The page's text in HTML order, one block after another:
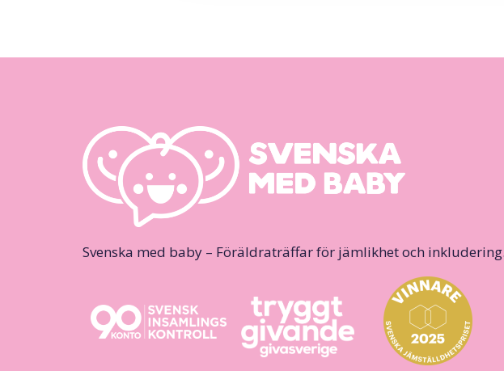
Svenska med baby – Föräldraträffar för jämlikhet och inkludering.